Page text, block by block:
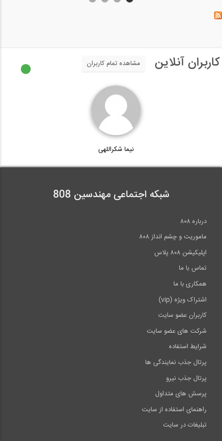
کاربران آنلاین مشاهده تمام کاربران
نیما شکراللهی
شبکه اجتماعی مهندسین 808
درباره ۸۰۸
ماموریت و چشم انداز ۸۰۸
اپلیکیشن ۸۰۸ پلاس
تماس با ما
همکاری با ما
اشتراک ویژه (vip)
کاربران عضو سایت
شرکت های عضو سایت
شرایط استفاده
پرتال جذب نمایندگی ها
پرتال جذب نیرو
پرسش های متداول
راهنمای استفاده از سایت
تبلیغات در سایت